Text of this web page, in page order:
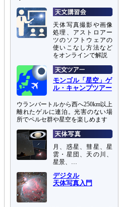
天体写真撮影や画像
処理、アストロアー
ツのソフトウェアの
使いこなし方法など
をオンラインで解説
モンゴル「星空」ゲ
ル・キャンプツアー
ウランバートルから西へ250km以上
離れたゲルに連泊。光害のない場
所でペルセ群や星空を楽しめます
月、惑星、彗星、星
雲・星団、天の川、
星景、…
デジタル
天体写真入門